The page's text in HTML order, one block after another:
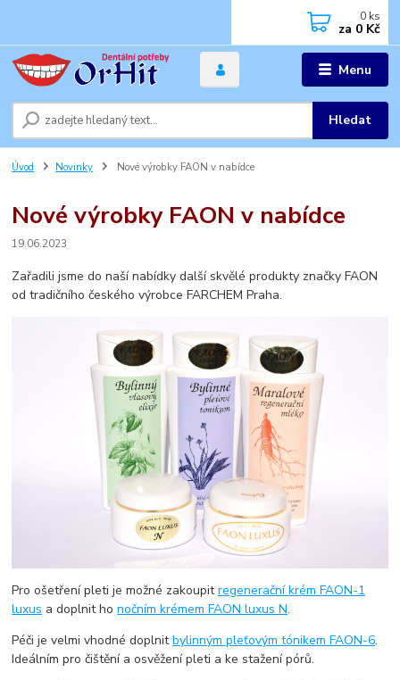
Menu
Hledat
0 ks
za 0 Kč
Úvod Novinky Nové výrobky FAON v nabídce
Nové výrobky FAON v nabídce
19.06.2023
Zařadili jsme do naší nabídky další skvělé produkty značky FAON
od tradičního českého výrobce FARCHEM Praha.
Pro ošetření pleti je možné zakoupitregenerační krém FAON-1
luxus a doplnit honočním krémem FAON luxus N.
Péči je velmi vhodné doplnitbylinným pleťovým tónikem FAON-6.
Ideálním pro čištění a osvěžení pleti a ke stažení pórů.